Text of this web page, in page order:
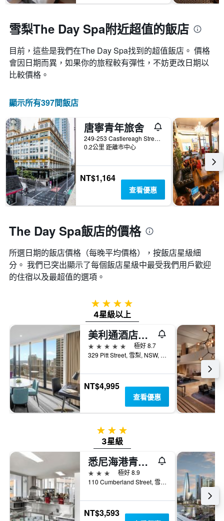
雪梨The Day Spa附近超值的飯店
目前，這些是我們在The Day Spa找到的超值飯店。 價格
會因日期而異，如果你的旅程較有彈性，不妨更改日期以
比較價格。
顯示所有397間飯店
唐寧青年旅舍
249-253 Castlereagh Street, 雪梨, NSW, 澳洲
0.2公里 距離市中心
NT$1,164
查看優惠
The Day Spa飯店的價格
所選日期的飯店價格（每晚平均價格），按飯店星級細
分。 我們已突出顯示了每個飯店星級中最受我們用戶歡迎
的住宿以及最超值的選項。
4星級
4星級以上
美利通酒店式公寓-皮特街
5星級
極好 8.7
329 Pitt Street, 雪梨, NSW, 澳洲
NT$4,995
查看優惠
3星級
3星級
悉尼海港青年旅舍
3星級
極好 8.9
110 Cumberland Street, 雪梨, NSW, 澳洲
NT$3,593